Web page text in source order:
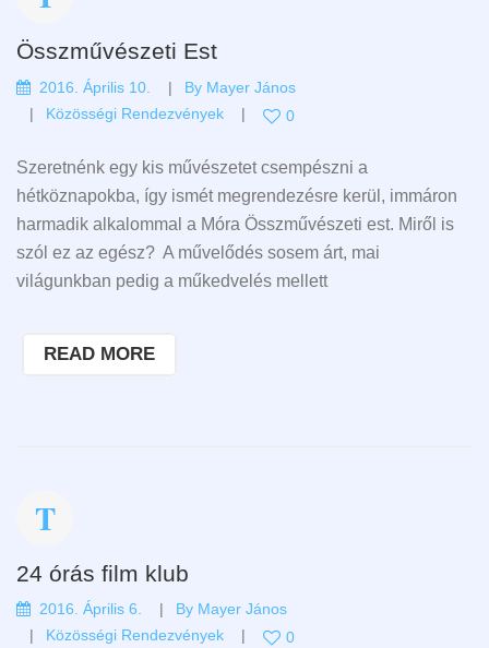
Összművészeti Est
2016. Április 10. By Mayer János
Közösségi Rendezvények
0
Szeretnénk egy kis művészetet csempészni a
hétköznapokba, így ismét megrendezésre kerül, immáron
harmadik alkalommal a Móra Összművészeti est. Miről is
szól ez az egész? A művelődés sosem árt, mai
világunkban pedig a műkedvelés mellett
READ MORE
24 órás film klub
2016. Április 6. By Mayer János
Közösségi Rendezvények
0